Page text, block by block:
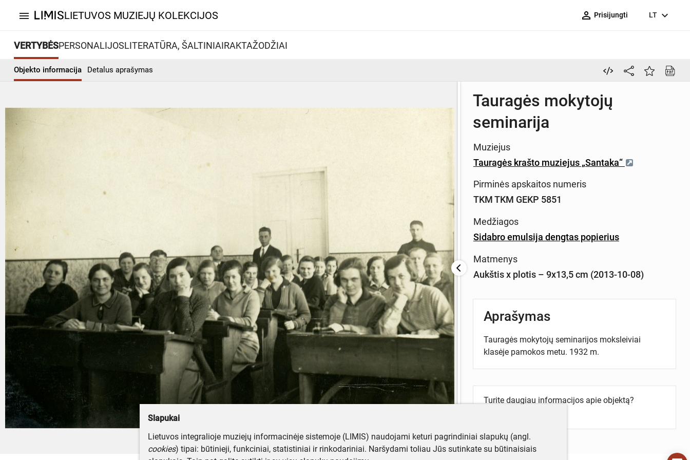
menu LIETUVOS MUZIEJŲ KOLEKCIJOS person_outline Prisijungti LT expand_more
VERTYBĖSPERSONALIJOSLITERATŪRA, ŠALTINIAIRAKTAŽODŽIAI
Objekto informacija Detalus aprašymas
Tauragės mokytojų
seminarija
Muziejus
Tauragės krašto muziejus „Santaka“
Pirminės apskaitos numeris
TKM TKM GEKP 5851
Medžiagos
Sidabro emulsija dengtas popierius
Matmenys
Aukštis x plotis – 9x13,5 cm (2013-10-08)
Aprašymas
Tauragės mokytojų seminarijos moksleiviai
klasėje pamokos metu. 1932 m.
Turite daugiau informacijos apie objektą?
Slapukai
Lietuvos integralioje muziejų informacinėje sistemoje (LIMIS) naudojami keturi pagrindiniai slapukų (angl.
cookies) tipai: būtinieji, funkciniai, statistiniai ir rinkodariniai. Naršydami toliau Jūs sutinkate su būtinaisiais